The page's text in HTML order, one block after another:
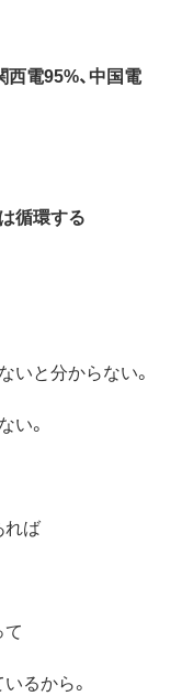
西電95%、中国電
循環する
いと分からない。
い。
ば
るから。